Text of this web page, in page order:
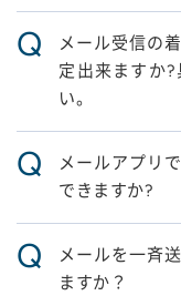
Q
メール受信の
定出来ますか
い。
Q
メールアプリ
できますか?
Q
メールを一斉
ますか？